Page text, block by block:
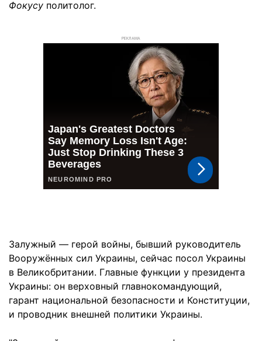
Фокусу политолог.
РЕКЛАМА
Залужный — герой войны, бывший руководитель
Вооружённых сил Украины, сейчас посол Украины
в Великобритании. Главные функции у президента
Украины: он верховный главнокомандующий,
гарант национальной безопасности и Конституции,
и проводник внешней политики Украины.